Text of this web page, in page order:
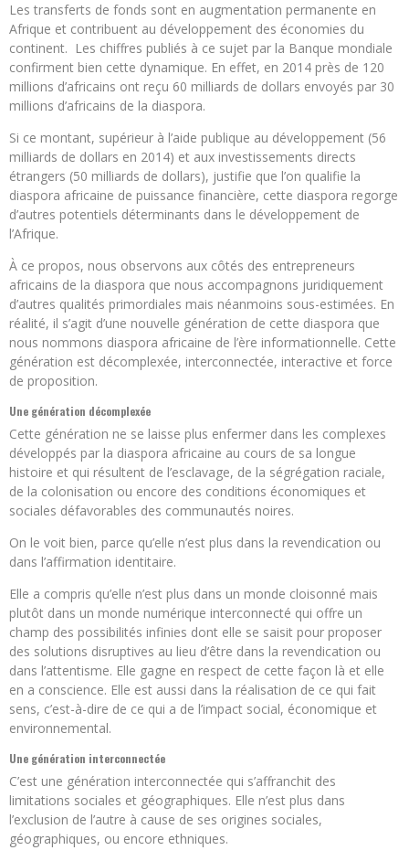
Les transferts de fonds sont en augmentation permanente en
Afrique et contribuent au développement des économies du
continent. Les chiffres publiés à ce sujet par la Banque mondiale
confirment bien cette dynamique. En effet, en 2014 près de 120
millions d’africains ont reçu 60 milliards de dollars envoyés par 30
millions d’africains de la diaspora.
Si ce montant, supérieur à l’aide publique au développement (56
milliards de dollars en 2014) et aux investissements directs
étrangers (50 milliards de dollars), justifie que l’on qualifie la
diaspora africaine de puissance financière, cette diaspora regorge
d’autres potentiels déterminants dans le développement de
l’Afrique.
À ce propos, nous observons aux côtés des entrepreneurs
africains de la diaspora que nous accompagnons juridiquement
d’autres qualités primordiales mais néanmoins sous-estimées. En
réalité, il s’agit d’une nouvelle génération de cette diaspora que
nous nommons diaspora africaine de l’ère informationnelle. Cette
génération est décomplexée, interconnectée, interactive et force
de proposition.
Une génération décomplexée
Cette génération ne se laisse plus enfermer dans les complexes
développés par la diaspora africaine au cours de sa longue
histoire et qui résultent de l’esclavage, de la ségrégation raciale,
de la colonisation ou encore des conditions économiques et
sociales défavorables des communautés noires.
On le voit bien, parce qu’elle n’est plus dans la revendication ou
dans l’affirmation identitaire.
Elle a compris qu’elle n’est plus dans un monde cloisonné mais
plutôt dans un monde numérique interconnecté qui offre un
champ des possibilités infinies dont elle se saisit pour proposer
des solutions disruptives au lieu d’être dans la revendication ou
dans l’attentisme. Elle gagne en respect de cette façon là et elle
en a conscience. Elle est aussi dans la réalisation de ce qui fait
sens, c’est-à-dire de ce qui a de l’impact social, économique et
environnemental.
Une génération interconnectée
C’est une génération interconnectée qui s’affranchit des
limitations sociales et géographiques. Elle n’est plus dans
l’exclusion de l’autre à cause de ses origines sociales,
géographiques, ou encore ethniques.